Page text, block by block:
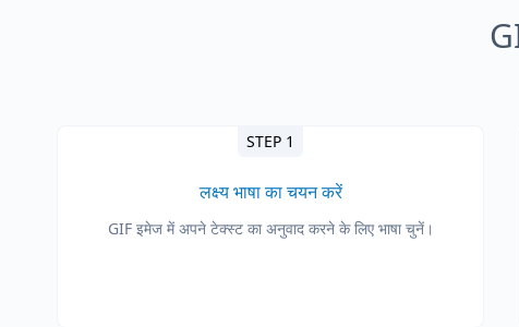
STEP 1
लक्ष्य भाषा का चयन करें
GIF इमेज में अपने टेक्स्ट का अनुवाद करने के लिए भाषा चुनें।